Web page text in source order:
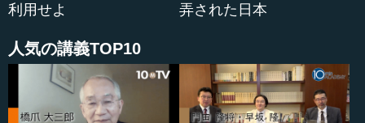
利用せよ
弄された日本
人気の講義TOP10